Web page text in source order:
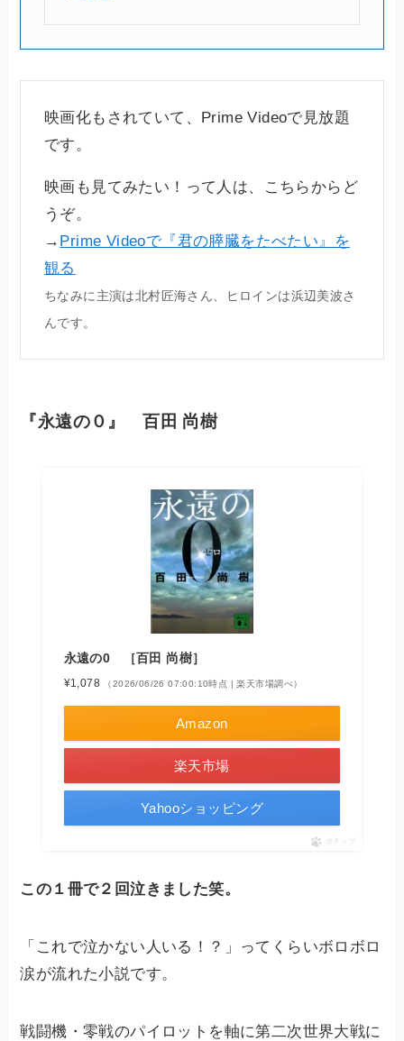
映画化もされていて、Prime Videoで見放題
です。
映画も見てみたい！って人は、こちらからど
うぞ。
→ Prime Videoで『君の膵臓をたべたい』を
観る
ちなみに主演は北村匠海さん、ヒロインは浜辺美波さ
んです。
『永遠の０』 百田 尚樹
永遠の0 ［百田 尚樹］
¥1,078 （2026/06/26 07:00:10時点 | 楽天市場調べ）
Amazon
楽天市場
Yahooショッピング
ポチップ
この１冊で２回泣きました笑。
「これで泣かない人いる！？」ってくらいボロボロ
涙が流れた小説です。
戦闘機・零戦のパイロットを軸に第二次世界大戦に